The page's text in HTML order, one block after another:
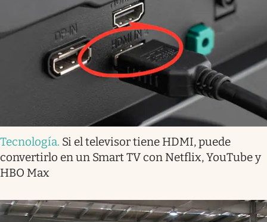
Tecnología. Si el televisor tiene HDMI, puede
convertirlo en un Smart TV con Netflix, YouTube y
HBO Max